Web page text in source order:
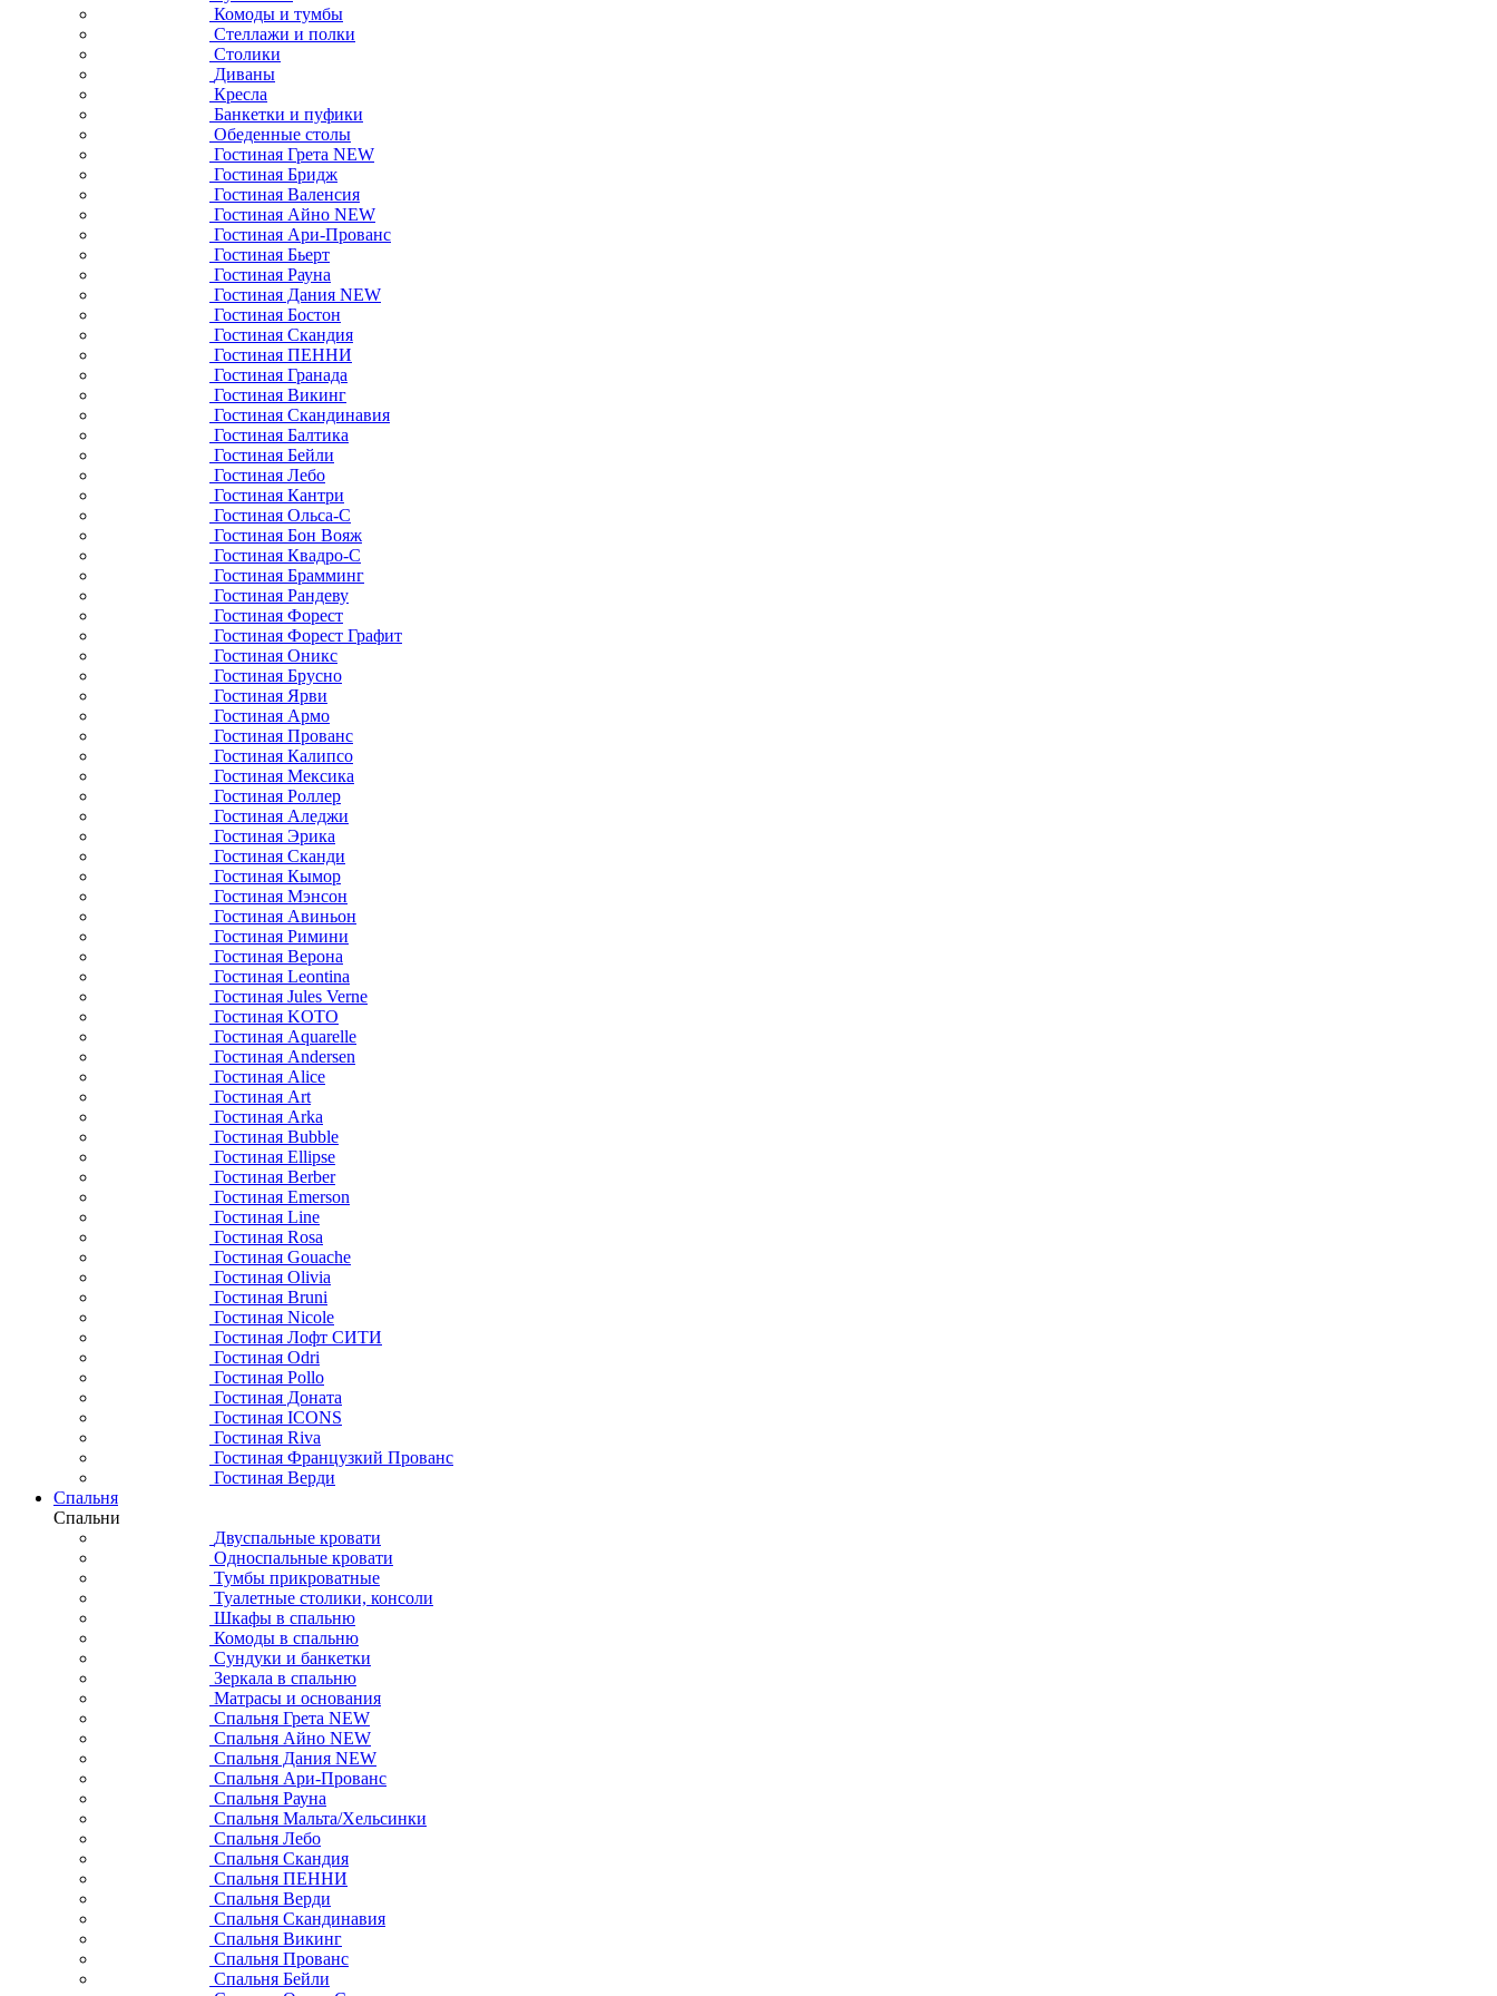
Комоды и тумбы
Стеллажи и полки
Столики
Диваны
Кресла
Банкетки и пуфики
Обеденные столы
Гостиная Грета NEW
Гостиная Бридж
Гостиная Валенсия
Гостиная Айно NEW
Гостиная Ари-Прованс
Гостиная Бьерт
Гостиная Рауна
Гостиная Дания NEW
Гостиная Бостон
Гостиная Скандия
Гостиная ПЕННИ
Гостиная Гранада
Гостиная Викинг
Гостиная Скандинавия
Гостиная Балтика
Гостиная Бейли
Гостиная Лебо
Гостиная Кантри
Гостиная Ольса-С
Гостиная Бон Вояж
Гостиная Квадро-С
Гостиная Брамминг
Гостиная Рандеву
Гостиная Форест
Гостиная Форест Графит
Гостиная Оникс
Гостиная Брусно
Гостиная Ярви
Гостиная Армо
Гостиная Прованс
Гостиная Калипсо
Гостиная Мексика
Гостиная Роллер
Гостиная Аледжи
Гостиная Эрика
Гостиная Сканди
Гостиная Кымор
Гостиная Мэнсон
Гостиная Авиньон
Гостиная Римини
Гостиная Верона
Гостиная Leontina
Гостиная Jules Verne
Гостиная KOTO
Гостиная Aquarelle
Гостиная Andersen
Гостиная Alice
Гостиная Art
Гостиная Arka
Гостиная Bubble
Гостиная Ellipse
Гостиная Berber
Гостиная Emerson
Гостиная Line
Гостиная Rosa
Гостиная Gouache
Гостиная Olivia
Гостиная Bruni
Гостиная Nicole
Гостиная Лофт СИТИ
Гостиная Odri
Гостиная Pollo
Гостиная Доната
Гостиная ICONS
Гостиная Riva
Гостиная Французкий Прованс
Гостиная Верди
Спальня
Спальни
Двуспальные кровати
Односпальные кровати
Тумбы прикроватные
Туалетные столики, консоли
Шкафы в спальню
Комоды в спальню
Сундуки и банкетки
Зеркала в спальню
Матрасы и основания
Спальня Грета NEW
Спальня Айно NEW
Спальня Дания NEW
Спальня Ари-Прованс
Спальня Рауна
Спальня Мальта/Хельсинки
Спальня Лебо
Спальня Скандия
Спальня ПЕННИ
Спальня Верди
Спальня Скандинавия
Спальня Викинг
Спальня Прованс
Спальня Бейли